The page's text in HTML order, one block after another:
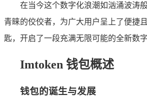
在当今这个数字化浪潮如汹涌波涛
青睐的佼佼者，为广大用户呈上了便捷且
匙，开启了一段充满无限可能的全新数字
Imtoken 钱包概述
钱包的诞生与发展